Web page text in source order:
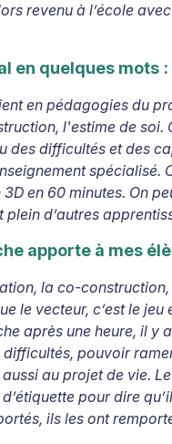
revenu à l’école
en quelques mots :
en pédagogies du
l'estime de soi.
des difficultés et des
en 60 minutes. On
d’autres
apporte à mes
la co-construction,
le vecteur, c’est le jeu
après une heure, il y
difficultés, pouvoir
au projet de vie.
d’étiquette pour dire
ils les ont